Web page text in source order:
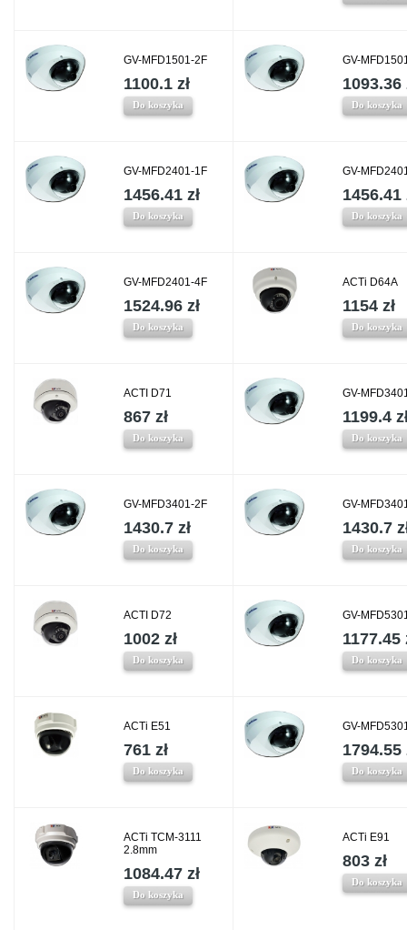
GV-MFD1501-2F
1100.1 zł
Do koszyka
GV-
1093.36
Do koszyka
GV-MFD2401-1F
1456.41 zł
Do koszyka
GV-
1456.41
Do koszyka
GV-MFD2401-4F
1524.96 zł
Do koszyka
ACTi D64A
1154 zł
Do koszyka
ACTI D71
867 zł
Do koszyka
GV-
1199.4
Do koszyka
GV-MFD3401-2F
1430.7 zł
Do koszyka
GV-
1430.7
Do koszyka
ACTI D72
1002 zł
Do koszyka
GV-
1177.45
Do koszyka
ACTi E51
761 zł
Do koszyka
GV-
1794.55
Do koszyka
ACTi TCM-3111
2.8mm
1084.47 zł
Do koszyka
ACTi E91
803 zł
Do koszyka